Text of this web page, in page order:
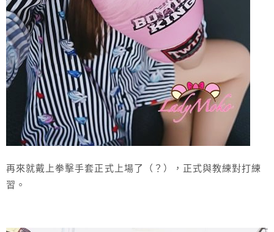
再來就戴上拳擊手套正式上場了（？），正式與教練對打練
習。